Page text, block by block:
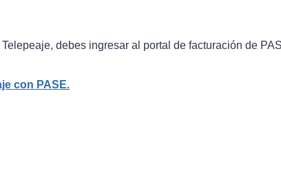
debes ingresar al portal de facturación de
con PASE.